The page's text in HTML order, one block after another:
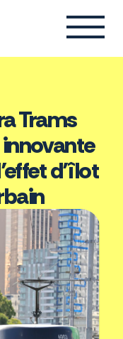
Trams
d’îlot